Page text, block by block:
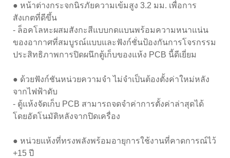
● หน้าต่างกระจกนิรภัยความเข้มสูง 3.2 มม. เพื่อการ
สังเกตที่ดีขึ้น
- ล็อคโลหะผสมสังกะสีแบบกดแบนพร้อมความหนาแน่น
ของอากาศที่สมบูรณ์แบบและฟังก์ชั่นป้องกันการโจรกรรม
ประสิทธิภาพการปิดผนึกตู้เก็บของแห้ง PCB นี้ดีเยี่ยม
● ด้วยฟังก์ชันหน่วยความจำ ไม่จำเป็นต้องตั้งค่าใหม่หลัง
จากไฟฟ้าดับ
- ตู้แห้งจัดเก็บ PCB สามารถจดจำค่าการตั้งค่าล่าสุดได้
โดยอัตโนมัติหลังจากปิดเครื่อง
● หน่วยแห้งที่ทรงพลังพร้อมอายุการใช้งานที่คาดการณ์ไว้
+15 ปี